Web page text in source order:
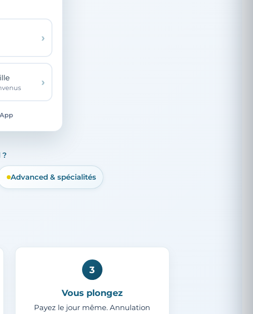
?
Advanced & spécialités
3
Vous plongez
Payez le jour même. Annulation